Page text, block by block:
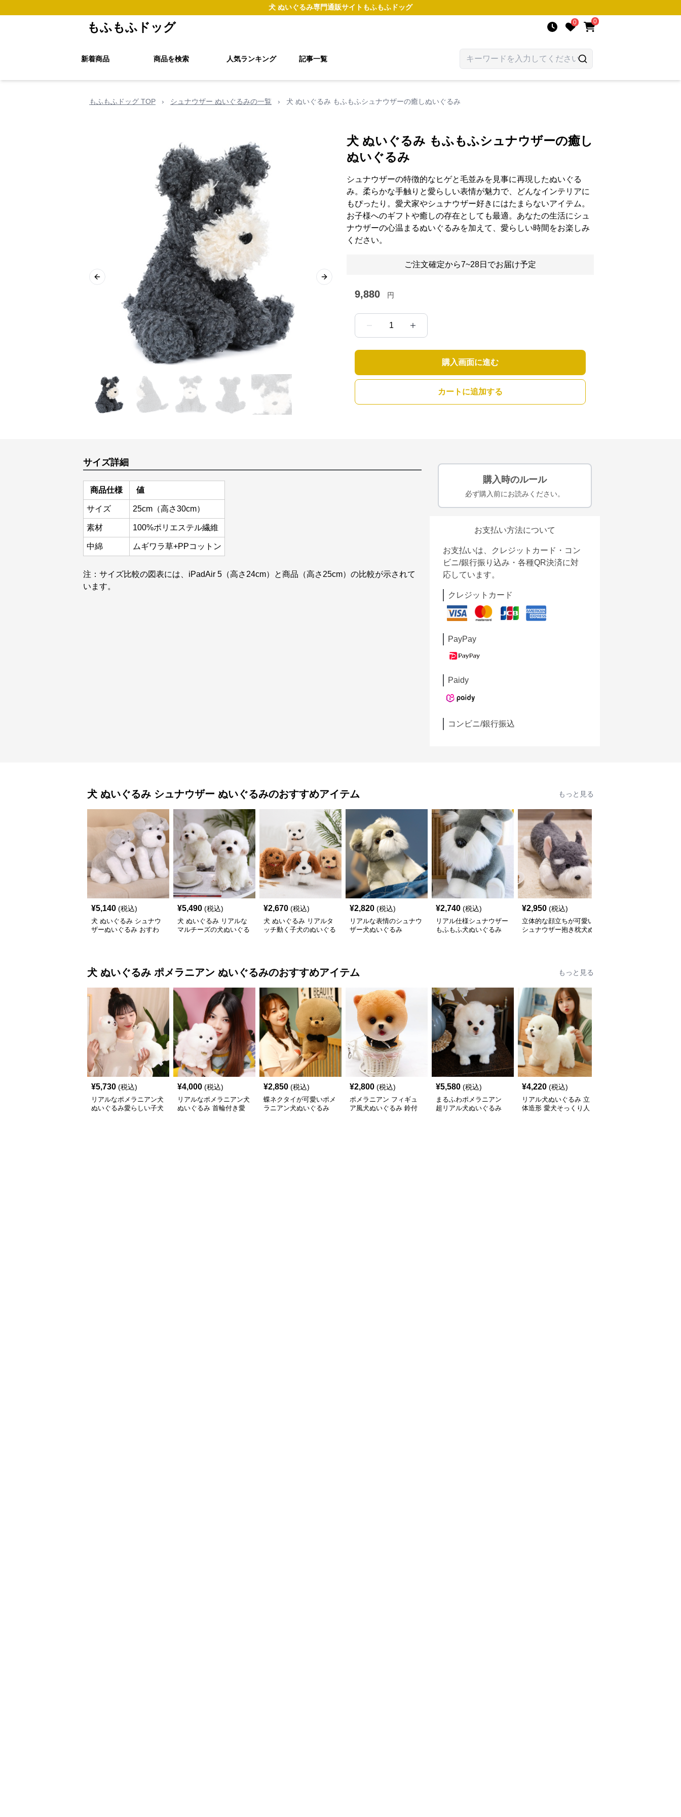
犬 ぬいぐるみ専門通販サイト もふもふドッグ
もふもふドッグ 0 0
新着商品 商品を検索 人気ランキング 記事一覧
もふもふドッグ TOP › シュナウザー ぬいぐるみの一覧 › 犬 ぬいぐるみ もふもふシュナウザーの癒しぬいぐるみ
Previous slide Next slide
犬 ぬいぐるみ もふもふシュナウザーの癒し
ぬいぐるみ
シュナウザーの特徴的なヒゲと毛並みを見事に再現したぬいぐる
み。柔らかな手触りと愛らしい表情が魅力で、どんなインテリアに
もぴったり。愛犬家やシュナウザー好きにはたまらないアイテム。
お子様へのギフトや癒しの存在としても最適。あなたの生活にシュ
ナウザーの心温まるぬいぐるみを加えて、愛らしい時間をお楽しみ
ください。
ご注文確定から7~28日でお届け予定
9,880 円
1
購入画面に進む
カートに追加する
サイズ詳細
商品仕様 値
サイズ 25cm（高さ30cm）
素材 100%ポリエステル繊維
中綿 ムギワラ草+PPコットン
注：サイズ比較の図表には、iPadAir 5（高さ24cm）と商品（高さ25cm）の比較が示されて
います。
購入時のルール
必ず購入前にお読みください。
お支払い方法について
お支払いは、クレジットカード・コン
ビニ/銀行振り込み・各種QR決済に対
応しています。
クレジットカード
PayPay
Paidy
コンビニ/銀行振込
犬 ぬいぐるみ シュナウザー ぬいぐるみのおすすめアイテム もっと見る
¥5,140 (税込)
犬 ぬいぐるみ シュナウ
ザーぬいぐるみ おすわ
¥5,490 (税込)
犬 ぬいぐるみ リアルな
マルチーズの犬ぬいぐる
¥2,670 (税込)
犬 ぬいぐるみ リアルタ
ッチ動く子犬のぬいぐる
¥2,820 (税込)
リアルな表情のシュナウ
ザー犬ぬいぐるみ
¥2,740 (税込)
リアル仕様シュナウザー
もふもふ犬ぬいぐるみ
¥2,950 (税込)
立体的な顔立ちが可愛い
シュナウザー抱き枕犬ぬ
犬 ぬいぐるみ ポメラニアン ぬいぐるみのおすすめアイテム もっと見る
¥5,730 (税込)
リアルなポメラニアン犬
ぬいぐるみ愛らしい子犬
¥4,000 (税込)
リアルなポメラニアン犬
ぬいぐるみ 首輪付き愛
¥2,850 (税込)
蝶ネクタイが可愛いポメ
ラニアン犬ぬいぐるみ
¥2,800 (税込)
ポメラニアン フィギュ
ア風犬ぬいぐるみ 鈴付
¥5,580 (税込)
まるふわポメラニアン
超リアル犬ぬいぐるみ
¥4,220 (税込)
リアル犬ぬいぐるみ 立
体造形 愛犬そっくり人